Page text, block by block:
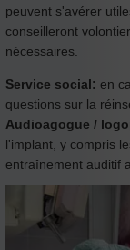
peuvent s'avérer
conseilleront
nécessaires.
Service social: en
questions sur la
Audioagogue /
l'implant, y compris
entraînement auditif